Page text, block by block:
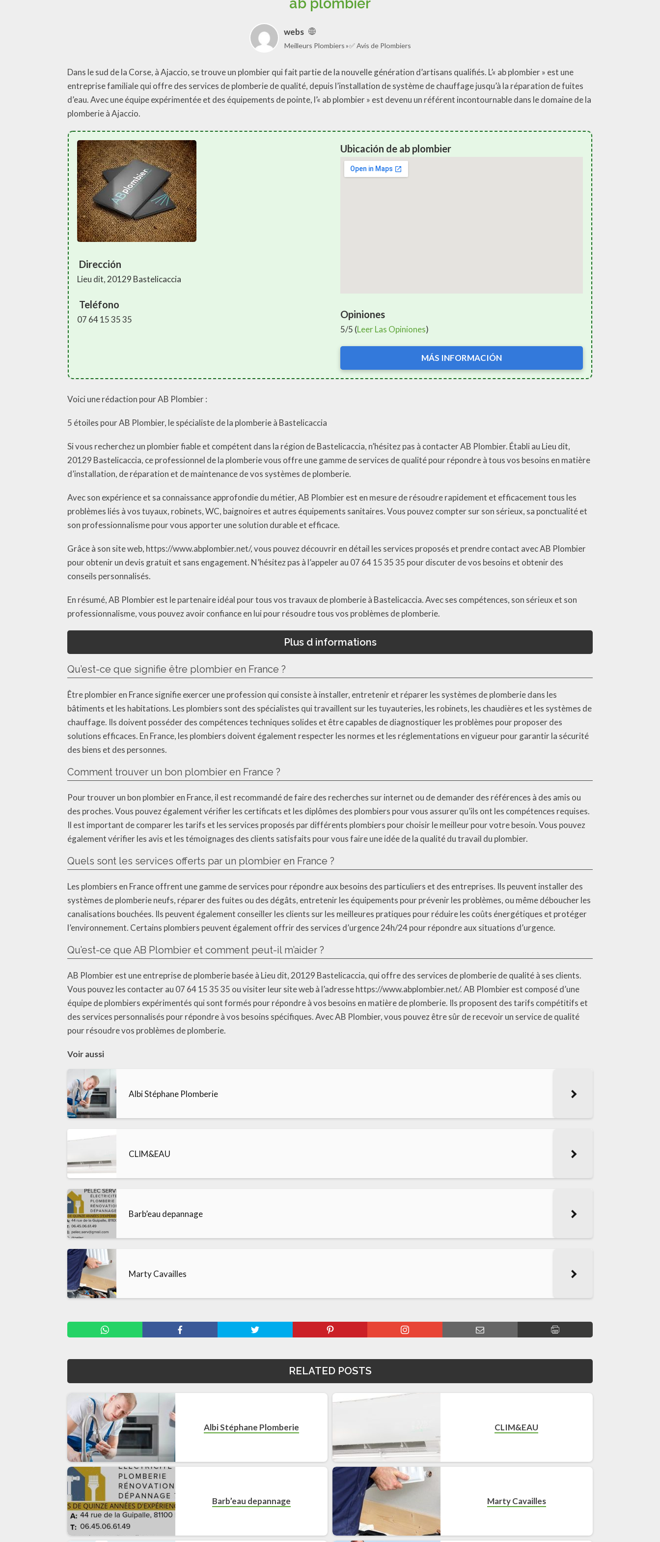
ab plombier
webs
Meilleurs Plombiers ✅ Avis de Plombiers
Dans le sud de la Corse, à Ajaccio, se trouve un plombier qui fait partie de la nouvelle génération d’artisans qualifiés. L’« ab plombier » est une
entreprise familiale qui offre des services de plomberie de qualité, depuis l’installation de système de chauffage jusqu’à la réparation de fuites
d’eau. Avec une équipe expérimentée et des équipements de pointe, l’« ab plombier » est devenu un référent incontournable dans le domaine de la
plomberie à Ajaccio.
Dirección
Lieu dit, 20129 Bastelicaccia
Teléfono
07 64 15 35 35
Ubicación de ab plombier
Opiniones
5/5 (Leer Las Opiniones)
MÁS INFORMACIÓN
Voici une rédaction pour AB Plombier :
5 étoiles pour AB Plombier, le spécialiste de la plomberie à Bastelicaccia
Si vous recherchez un plombier fiable et compétent dans la région de Bastelicaccia, n’hésitez pas à contacter AB Plombier. Établi au Lieu dit,
20129 Bastelicaccia, ce professionnel de la plomberie vous offre une gamme de services de qualité pour répondre à tous vos besoins en matière
d’installation, de réparation et de maintenance de vos systèmes de plomberie.
Avec son expérience et sa connaissance approfondie du métier, AB Plombier est en mesure de résoudre rapidement et efficacement tous les
problèmes liés à vos tuyaux, robinets, WC, baignoires et autres équipements sanitaires. Vous pouvez compter sur son sérieux, sa ponctualité et
son professionnalisme pour vous apporter une solution durable et efficace.
Grâce à son site web, https://www.abplombier.net/, vous pouvez découvrir en détail les services proposés et prendre contact avec AB Plombier
pour obtenir un devis gratuit et sans engagement. N’hésitez pas à l’appeler au 07 64 15 35 35 pour discuter de vos besoins et obtenir des
conseils personnalisés.
En résumé, AB Plombier est le partenaire idéal pour tous vos travaux de plomberie à Bastelicaccia. Avec ses compétences, son sérieux et son
professionnalisme, vous pouvez avoir confiance en lui pour résoudre tous vos problèmes de plomberie.
Plus d informations
Qu’est-ce que signifie être plombier en France ?
Être plombier en France signifie exercer une profession qui consiste à installer, entretenir et réparer les systèmes de plomberie dans les
bâtiments et les habitations. Les plombiers sont des spécialistes qui travaillent sur les tuyauteries, les robinets, les chaudières et les systèmes de
chauffage. Ils doivent posséder des compétences techniques solides et être capables de diagnostiquer les problèmes pour proposer des
solutions efficaces. En France, les plombiers doivent également respecter les normes et les réglementations en vigueur pour garantir la sécurité
des biens et des personnes.
Comment trouver un bon plombier en France ?
Pour trouver un bon plombier en France, il est recommandé de faire des recherches sur internet ou de demander des références à des amis ou
des proches. Vous pouvez également vérifier les certificats et les diplômes des plombiers pour vous assurer qu’ils ont les compétences requises.
Il est important de comparer les tarifs et les services proposés par différents plombiers pour choisir le meilleur pour votre besoin. Vous pouvez
également vérifier les avis et les témoignages des clients satisfaits pour vous faire une idée de la qualité du travail du plombier.
Quels sont les services offerts par un plombier en France ?
Les plombiers en France offrent une gamme de services pour répondre aux besoins des particuliers et des entreprises. Ils peuvent installer des
systèmes de plomberie neufs, réparer des fuites ou des dégâts, entretenir les équipements pour prévenir les problèmes, ou même déboucher les
canalisations bouchées. Ils peuvent également conseiller les clients sur les meilleures pratiques pour réduire les coûts énergétiques et protéger
l’environnement. Certains plombiers peuvent également offrir des services d’urgence 24h/24 pour répondre aux situations d’urgence.
Qu’est-ce que AB Plombier et comment peut-il m’aider ?
AB Plombier est une entreprise de plomberie basée à Lieu dit, 20129 Bastelicaccia, qui offre des services de plomberie de qualité à ses clients.
Vous pouvez les contacter au 07 64 15 35 35 ou visiter leur site web à l’adresse https://www.abplombier.net/. AB Plombier est composé d’une
équipe de plombiers expérimentés qui sont formés pour répondre à vos besoins en matière de plomberie. Ils proposent des tarifs compétitifs et
des services personnalisés pour répondre à vos besoins spécifiques. Avec AB Plombier, vous pouvez être sûr de recevoir un service de qualité
pour résoudre vos problèmes de plomberie.
Voir aussi
Albi Stéphane Plomberie
CLIM&EAU
Barb’eau depannage
Marty Cavailles
RELATED POSTS
Albi Stéphane Plomberie CLIM&EAU
Barb’eau depannage Marty Cavailles